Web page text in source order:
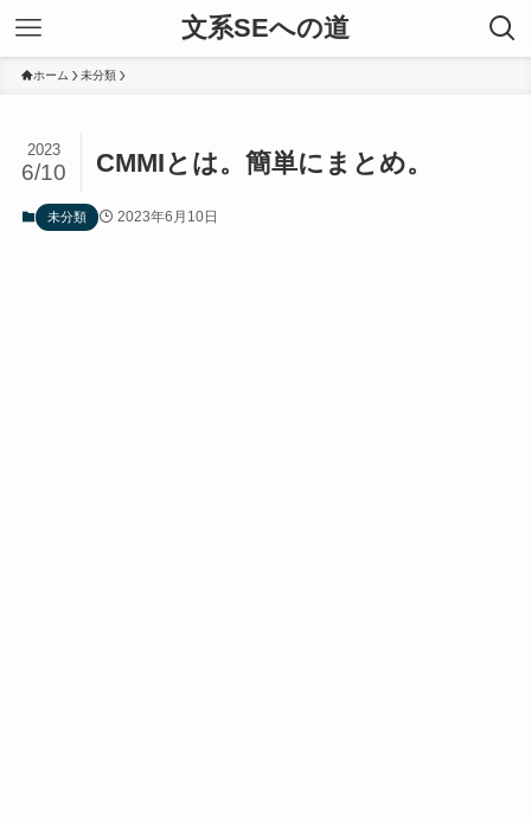
文系SEへの道
ホーム 未分類
CMMIとは。簡単にまとめ。
2023
6/10
未分類 2023年6月10日